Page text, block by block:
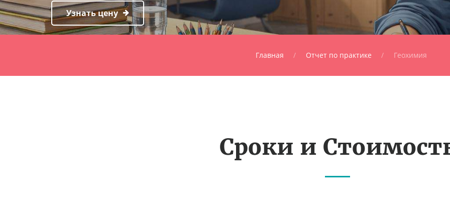
Узнать цену
Главная Отчет по практике Геохимия
Сроки и